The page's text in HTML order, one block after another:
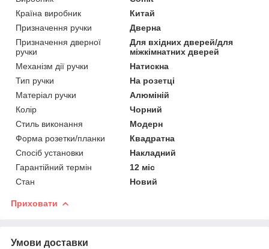
Країна виробник
Китай
Призначення ручки
Дверна
Призначення дверної
ручки
Для вхідних дверей/для
міжкімнатних дверей
Механізм дії ручки
Натискна
Тип ручки
На розетці
Матеріал ручки
Алюміній
Колір
Чорний
Стиль виконання
Модерн
Форма розетки/планки
Квадратна
Спосіб установки
Накладний
Гарантійний термін
12 міс
Стан
Новий
Приховати
Умови доставки